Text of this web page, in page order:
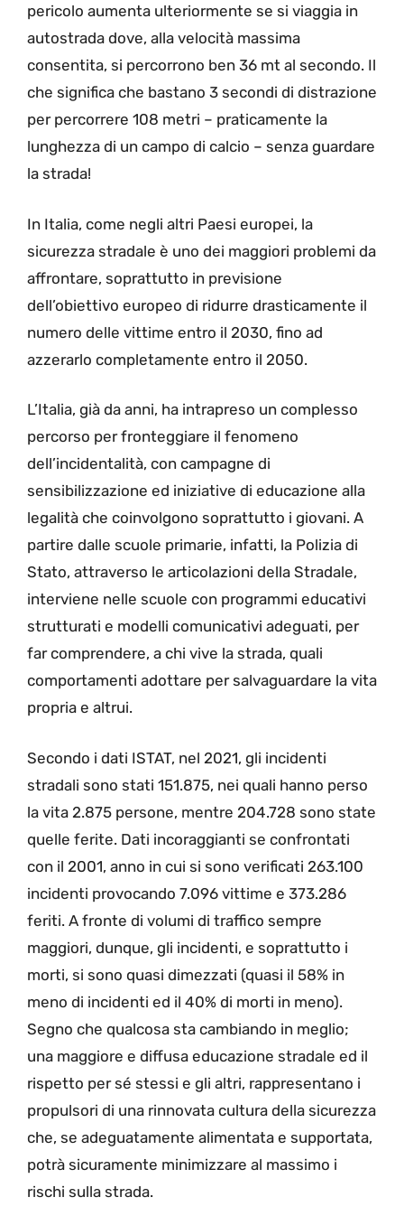
pericolo aumenta ulteriormente se si viaggia in
autostrada dove, alla velocità massima
consentita, si percorrono ben 36 mt al secondo. Il
che significa che bastano 3 secondi di distrazione
per percorrere 108 metri – praticamente la
lunghezza di un campo di calcio – senza guardare
la strada!
In Italia, come negli altri Paesi europei, la
sicurezza stradale è uno dei maggiori problemi da
affrontare, soprattutto in previsione
dell’obiettivo europeo di ridurre drasticamente il
numero delle vittime entro il 2030, fino ad
azzerarlo completamente entro il 2050.
L’Italia, già da anni, ha intrapreso un complesso
percorso per fronteggiare il fenomeno
dell’incidentalità, con campagne di
sensibilizzazione ed iniziative di educazione alla
legalità che coinvolgono soprattutto i giovani. A
partire dalle scuole primarie, infatti, la Polizia di
Stato, attraverso le articolazioni della Stradale,
interviene nelle scuole con programmi educativi
strutturati e modelli comunicativi adeguati, per
far comprendere, a chi vive la strada, quali
comportamenti adottare per salvaguardare la vita
propria e altrui.
Secondo i dati ISTAT, nel 2021, gli incidenti
stradali sono stati 151.875, nei quali hanno perso
la vita 2.875 persone, mentre 204.728 sono state
quelle ferite. Dati incoraggianti se confrontati
con il 2001, anno in cui si sono verificati 263.100
incidenti provocando 7.096 vittime e 373.286
feriti. A fronte di volumi di traffico sempre
maggiori, dunque, gli incidenti, e soprattutto i
morti, si sono quasi dimezzati (quasi il 58% in
meno di incidenti ed il 40% di morti in meno).
Segno che qualcosa sta cambiando in meglio;
una maggiore e diffusa educazione stradale ed il
rispetto per sé stessi e gli altri, rappresentano i
propulsori di una rinnovata cultura della sicurezza
che, se adeguatamente alimentata e supportata,
potrà sicuramente minimizzare al massimo i
rischi sulla strada.